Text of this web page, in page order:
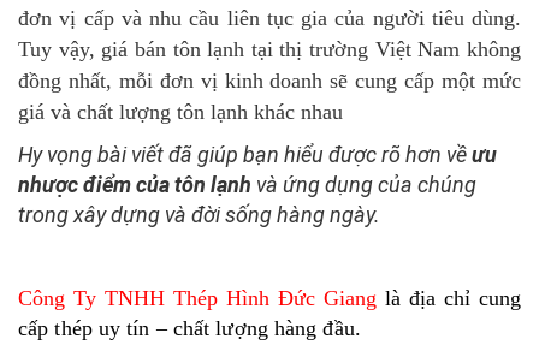
đơn vị cấp và nhu cầu liên tục gia của người tiêu dùng.
Tuy vậy, giá bán tôn lạnh tại thị trường Việt Nam không
đồng nhất, mỗi đơn vị kinh doanh sẽ cung cấp một mức
giá và chất lượng tôn lạnh khác nhau
Hy vọng bài viết đã giúp bạn hiểu được rõ hơn vềưu
nhược điểm của tôn lạnh và ứng dụng của chúng
trong xây dựng và đời sống hàng ngày.
Công Ty TNHH Thép Hình Đức Giang là địa chỉ cung
cấp thép uy tín – chất lượng hàng đầu.